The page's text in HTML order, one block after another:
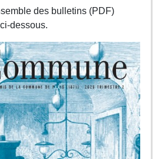
des bulletins (PDF)
dessous.